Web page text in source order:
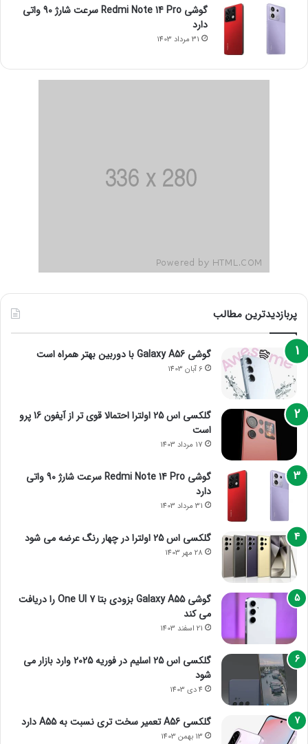
گوشی Redmi Note 14 Pro سرعت شارژ 90 واتی
دارد
31 مرداد 1403
پربازدیدترین مطالب
گوشی Galaxy A56 با دوربین بهتر همراه است
6 آبان 1403
گلکسی اس 25 اولترا احتمالا قوی تر از آیفون 16 پرو
است
17 مرداد 1403
گوشی Redmi Note 14 Pro سرعت شارژ 90 واتی
دارد
31 مرداد 1403
گلکسی اس 25 اولترا در چهار رنگ عرضه می شود
28 مهر 1403
گوشی Galaxy A55 بزودی بتا One UI 7 را دریافت
می کند
21 اسفند 1403
گلکسی اس 25 اسلیم در فوریه 2025 وارد بازار می
شود
4 دی 1403
گلکسی A56 تعمیر سخت تری نسبت به A55 دارد
13 بهمن 1403